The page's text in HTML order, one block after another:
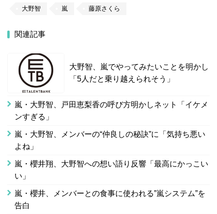
大野智 嵐 藤原さくら
関連記事
大野智、嵐でやってみたいことを明かし
「5人だと乗り越えられそう」
嵐・大野智、戸田恵梨香の呼び方明かしネット「イケメ
ンすぎる」
嵐・大野智、メンバーの“仲良しの秘訣”に「気持ち悪い
よね」
嵐・櫻井翔、大野智への想い語り反響「最高にかっこい
い」
嵐・櫻井、メンバーとの食事に使われる”嵐システム”を
告白